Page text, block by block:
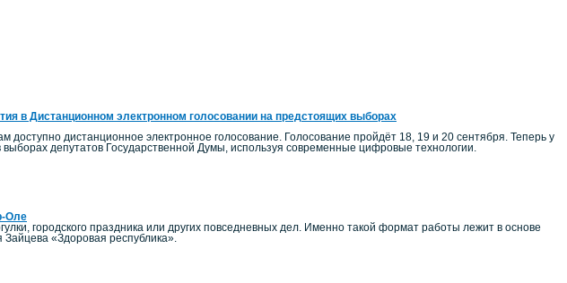
в Дистанционном электронном голосовании на предстоящих выборах
доступно дистанционное электронное голосование. Голосование пройдёт 18, 19 и 20 сентября. Теперь у
депутатов Государственной Думы, используя современные цифровые технологии.
Оле
городского праздника или других повседневных дел. Именно такой формат работы лежит в основе
«Здоровая республика».